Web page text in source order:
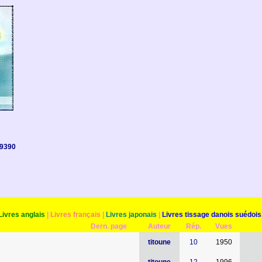
anglais Livres français Livres japonais
Livres tissage danois
Dern. page
Auteur Rép.
Vues
titoune
10 1950